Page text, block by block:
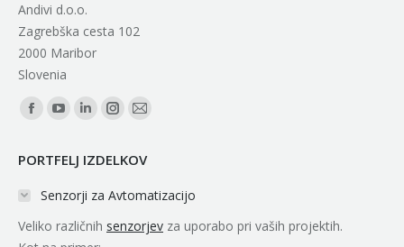
Andivi d.o.o.
Zagrebška cesta 102
2000 Maribor
Slovenia
Find us on:
Facebook
opens
window
YouTube
opens
window
Linkedin
opens
in
window
Instagram
opens
in
window
Mail
opens
window
PORTFELJ IZDELKOV
Senzorji za Avtomatizacijo
Veliko različnih senzorjev za uporabo pri vaših projektih.